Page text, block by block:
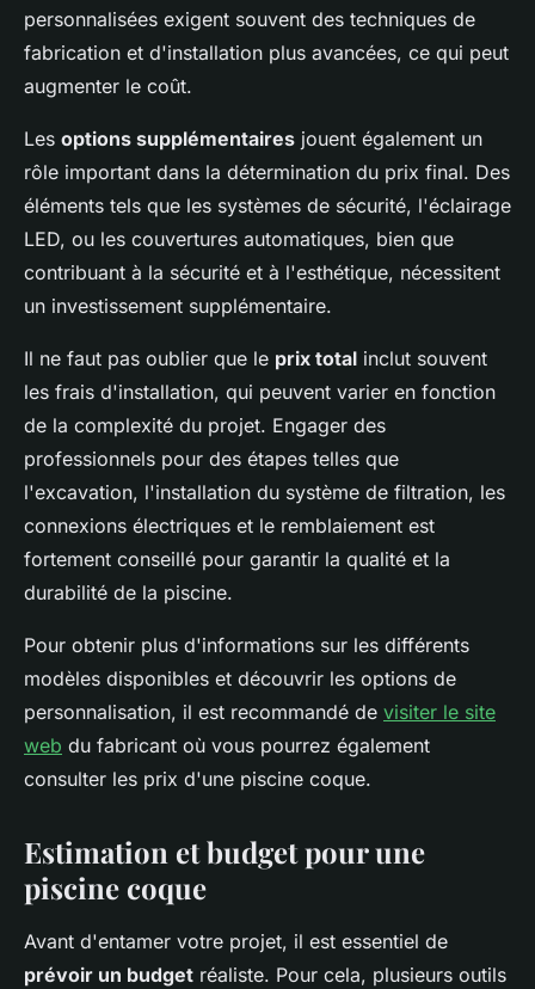
personnalisées exigent souvent des techniques de
fabrication et d'installation plus avancées, ce qui peut
augmenter le coût.
Les options supplémentaires jouent également un
rôle important dans la détermination du prix final. Des
éléments tels que les systèmes de sécurité, l'éclairage
LED, ou les couvertures automatiques, bien que
contribuant à la sécurité et à l'esthétique, nécessitent
un investissement supplémentaire.
Il ne faut pas oublier que le prix total inclut souvent
les frais d'installation, qui peuvent varier en fonction
de la complexité du projet. Engager des
professionnels pour des étapes telles que
l'excavation, l'installation du système de filtration, les
connexions électriques et le remblaiement est
fortement conseillé pour garantir la qualité et la
durabilité de la piscine.
Pour obtenir plus d'informations sur les différents
modèles disponibles et découvrir les options de
personnalisation, il est recommandé de visiter le site
web du fabricant où vous pourrez également
consulter les prix d'une piscine coque.
Estimation et budget pour une
piscine coque
Avant d'entamer votre projet, il est essentiel de
prévoir un budget réaliste. Pour cela, plusieurs outils